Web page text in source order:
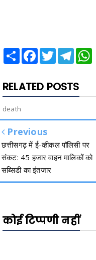
Share Facebook
Twitter
RELATED POSTS
death
Previous
छत्तीसगढ़ में ई-व्हीकल पॉलिसी पर
संकट: 45 हजार वाहन मालिकों को
सब्सिडी का इंतजार
कोई टिप्पणी नहीं